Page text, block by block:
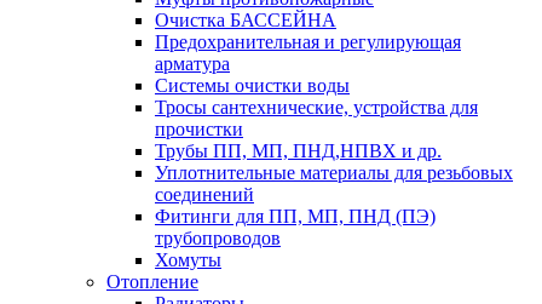
Очистка БАССЕЙНА
Предохранительная и регулирующая
арматура
Системы очистки воды
Тросы сантехнические, устройства для
прочистки
Трубы ПП, МП, ПНД,НПВХ и др.
Уплотнительные материалы для резьбовых
соединений
Фитинги для ПП, МП, ПНД (ПЭ)
трубопроводов
Хомуты
Отопление